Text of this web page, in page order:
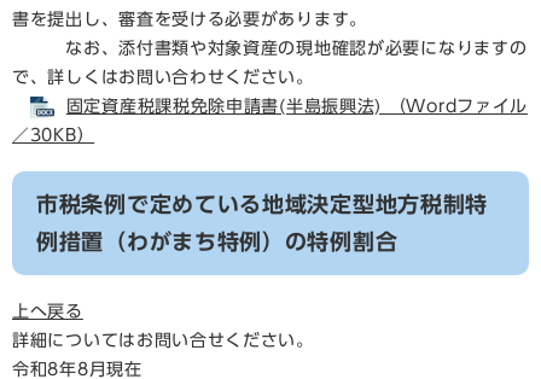
書を提出し、審査を受ける必要があります。
なお、添付書類や対象資産の現地確認が必要になりますの
で、詳しくはお問い合わせください。
固定資産税課税免除申請書(半島振興法) （Wordファイル
／30KB）
市税条例で定めている地域決定型地方税制特
例措置（わがまち特例）の特例割合
上へ戻る
詳細についてはお問い合せください。
令和8年8月現在